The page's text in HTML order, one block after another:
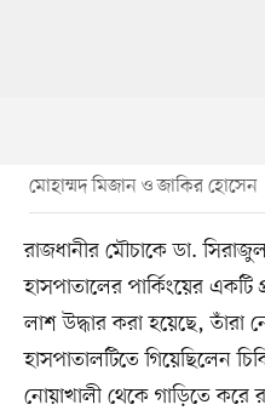
মোহাম্মদ মিজান ও জাকির হোসেন
রাজধানীর মৌচাকে ডা.
হাসপাতালের পার্কিংয়ের
লাশ উদ্ধার করা হয়েছে, তাঁরা
হাসপাতালটিতে গিয়েছিলেন
নোয়াখালী থেকে গাড়িতে করে